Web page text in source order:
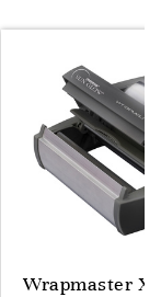
Wrapmaster